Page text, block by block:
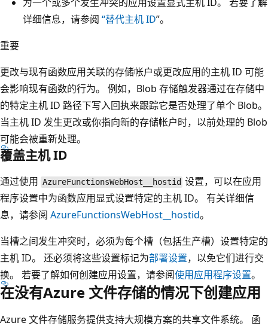
详细信息，请参阅 “替代主机 ID”。
重要
更改与现有函数应用关联的存储帐户或更改应用的主机 ID 可能
会影响现有函数的行为。 例如，Blob 存储触发器通过在存储中
的特定主机 ID 路径下写入回执来跟踪它是否处理了单个 Blob。
当主机 ID 发生更改或你指向新的存储帐户时，以前处理的 Blob
可能会被重新处理。
覆盖主机 ID
通过使用 AzureFunctionsWebHost__hostid 设置，可以在应用
程序设置中为函数应用显式设置特定的主机 ID。 有关详细信
息，请参阅 AzureFunctionsWebHost__hostid。
当槽之间发生冲突时，必须为每个槽（包括生产槽）设置特定的
主机 ID。 还必须将这些设置标记为部署设置，以免它们进行交
换。 若要了解如何创建应用设置，请参阅使用应用程序设置。
在没有Azure 文件存储的情况下创建应用
Azure 文件存储服务提供支持大规模方案的共享文件系统。 函